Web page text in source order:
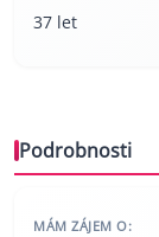
37 let
Podrobnosti
MÁM ZÁJEM O: